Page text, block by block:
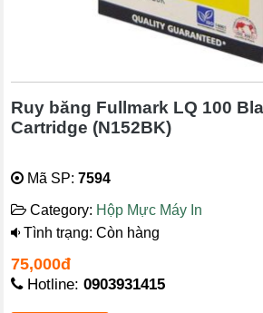
Ruy băng Fullmark LQ 100
Cartridge (N152BK)
Mã SP:7594
Category: Hộp Mực Máy In
Tình trạng: Còn hàng
75,000đ
Hotline:0903931415